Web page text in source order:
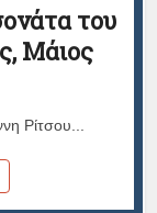
του
Μάιος
Ρίτσου...